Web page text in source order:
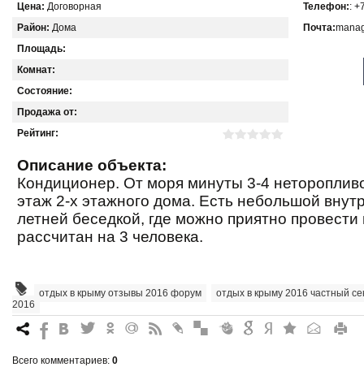
Цена: Договорная
Район: Дома
Площадь:
Комнат:
Состояние:
Продажа от:
Рейтинг:
Телефон::
Почта:
Описание объекта:
Кондиционер. От моря минуты 3-4
этаж 2-х этажного дома. Есть небольшой
летней беседкой, где можно приятно
рассчитан на 3 человека.
отдых в крыму отзывы 2016 форум
отдых в крыму 2016 частный
2016
7 % 4 3 . + 0 * # " & 6 Q P R
Всего комментариев: 0